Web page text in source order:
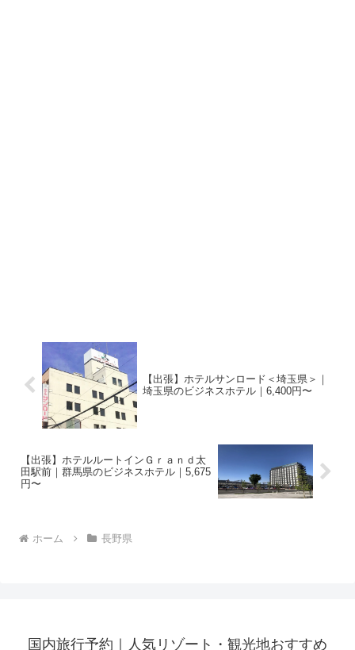
【出張】ホテルサンロード＜埼玉県＞｜
埼玉県のビジネスホテル｜6,400円〜
【出張】ホテルルートインＧｒａｎｄ太
田駅前｜群馬県のビジネスホテル｜5,675
円〜
ホーム 長野県
国内旅行予約｜人気リゾート・観光地おすすめ